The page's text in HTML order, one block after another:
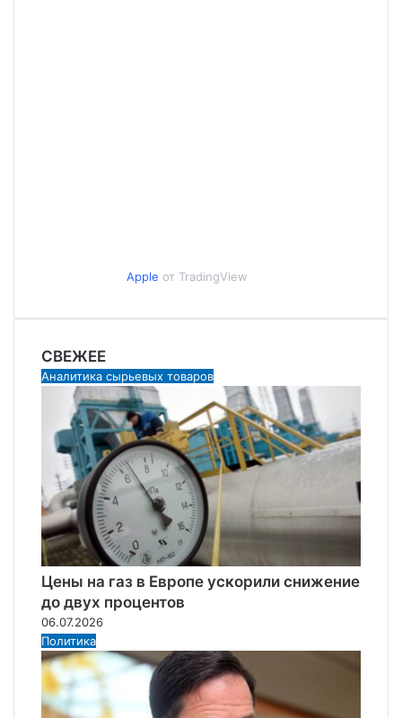
Apple от TradingView
СВЕЖЕЕ
Аналитика сырьевых товаров
Цены на газ в Европе ускорили снижение
до двух процентов
06.07.2026
Политика